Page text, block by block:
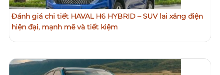
Đánh giá chi tiết HAVAL H6 HYBRID – SUV lai xăng điện
hiện đại, mạnh mẽ và tiết kiệm